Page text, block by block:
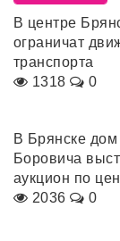
В центре
ограничат
транспорта
1318
0
В Брянске
Боровича
аукцион по
2036
0